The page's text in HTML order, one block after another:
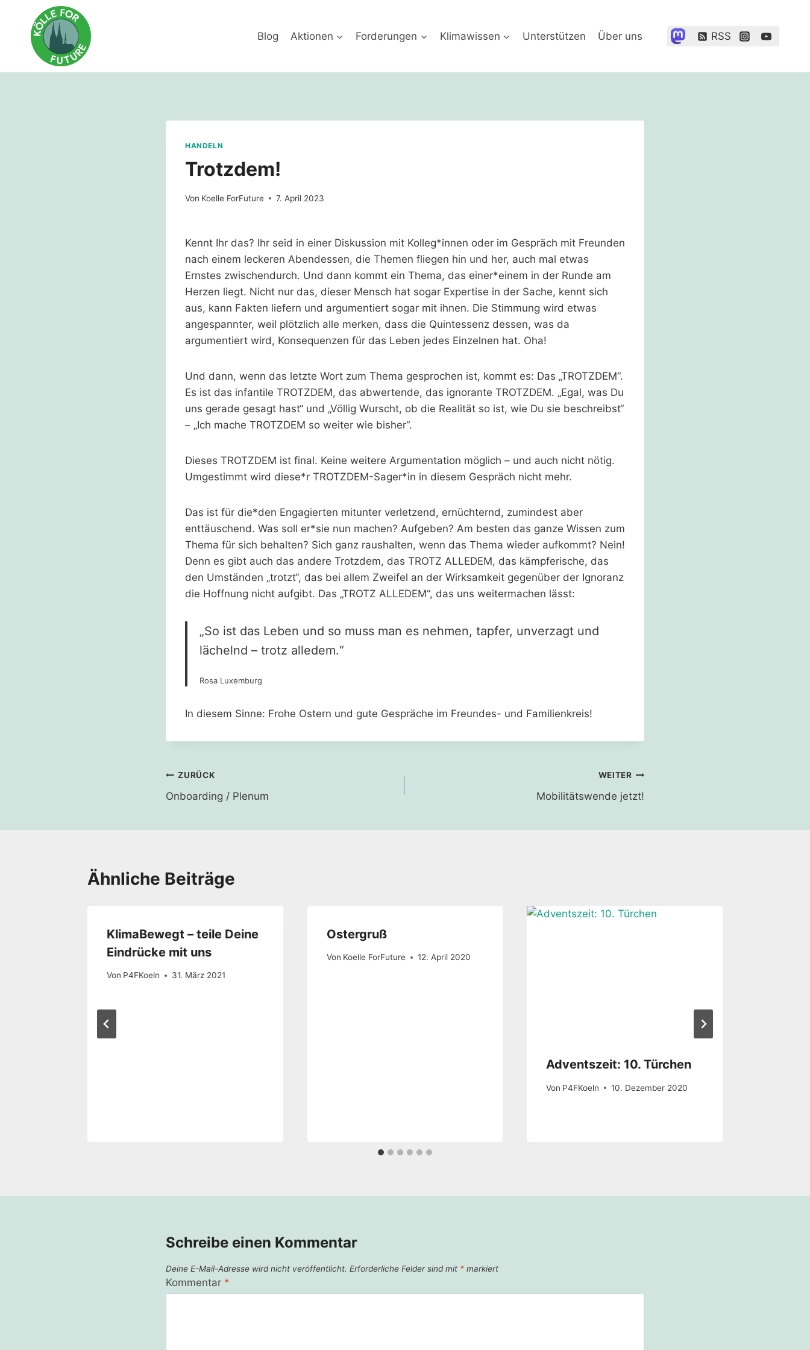
springen
Blog Aktionen Forderungen Klimawissen Unterstützen Über uns RSS
HANDELN
Trotzdem!
Von Koelle ForFuture 7. April 2023
Kennt Ihr das? Ihr seid in einer Diskussion mit Kolleg*innen oder im Gespräch mit Freunden
nach einem leckeren Abendessen, die Themen fliegen hin und her, auch mal etwas
Ernstes zwischendurch. Und dann kommt ein Thema, das einer*einem in der Runde am
Herzen liegt. Nicht nur das, dieser Mensch hat sogar Expertise in der Sache, kennt sich
aus, kann Fakten liefern und argumentiert sogar mit ihnen. Die Stimmung wird etwas
angespannter, weil plötzlich alle merken, dass die Quintessenz dessen, was da
argumentiert wird, Konsequenzen für das Leben jedes Einzelnen hat. Oha!
Und dann, wenn das letzte Wort zum Thema gesprochen ist, kommt es: Das „TROTZDEM“.
Es ist das infantile TROTZDEM, das abwertende, das ignorante TROTZDEM. „Egal, was Du
uns gerade gesagt hast“ und „Völlig Wurscht, ob die Realität so ist, wie Du sie beschreibst“
– „Ich mache TROTZDEM so weiter wie bisher“.
Dieses TROTZDEM ist final. Keine weitere Argumentation möglich – und auch nicht nötig.
Umgestimmt wird diese*r TROTZDEM-Sager*in in diesem Gespräch nicht mehr.
Das ist für die*den Engagierten mitunter verletzend, ernüchternd, zumindest aber
enttäuschend. Was soll er*sie nun machen? Aufgeben? Am besten das ganze Wissen zum
Thema für sich behalten? Sich ganz raushalten, wenn das Thema wieder aufkommt? Nein!
Denn es gibt auch das andere Trotzdem, das TROTZ ALLEDEM, das kämpferische, das
den Umständen „trotzt“, das bei allem Zweifel an der Wirksamkeit gegenüber der Ignoranz
die Hoffnung nicht aufgibt. Das „TROTZ ALLEDEM“, das uns weitermachen lässt:
„So ist das Leben und so muss man es nehmen, tapfer, unverzagt und
lächelnd – trotz alledem.“
Rosa Luxemburg
In diesem Sinne: Frohe Ostern und gute Gespräche im Freundes- und Familienkreis!
Beitragsnavigation
ZURÜCK
Onboarding / Plenum
WEITER
Mobilitätswende jetzt!
Ähnliche Beiträge
KlimaBewegt – teile Deine
Eindrücke mit uns
Von P4FKoeln 31. März 2021
Ostergruß
Von Koelle ForFuture 12. April 2020
Adventszeit: 10. Türchen
Von P4FKoeln 10. Dezember 2020
Schreibe einen Kommentar
Deine E-Mail-Adresse wird nicht veröffentlicht. Erforderliche Felder sind mit * markiert
Kommentar *